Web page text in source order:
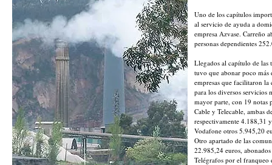
Uno de los capítulos
al servicio de ayuda a
empresa Azvase. Carreño
personas dependientes
Llegados al capítulo de las
tuvo que abonar poco más
empresas que facilitaron
para los diversos servicios
mayor parte, con 19
Cable y Telecable, ambas
respectivamente 4.188,31
Vodafone otros 5.945,20
Otro apartado de las
22.985,24 euros,
Telégrafos por el franqueo